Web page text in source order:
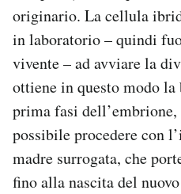
originario. La cellula
in laboratorio – quindi
vivente – ad avviare la
ottiene in questo modo
prima fasi dell’embrione,
possibile procedere con
madre surrogata, che
fino alla nascita del